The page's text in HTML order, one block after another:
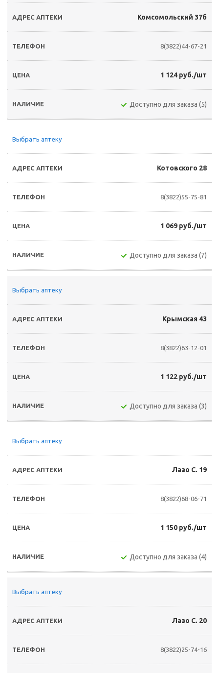
Комсомольский 37б
8(3822)44-67-21
1 124 руб./шт
Доступно для заказа (5)
Выбрать аптеку
Котовского 28
8(3822)55-75-81
1 069 руб./шт
Доступно для заказа (7)
Выбрать аптеку
Крымская 43
8(3822)63-12-01
1 122 руб./шт
Доступно для заказа (3)
Выбрать аптеку
Лазо С. 19
8(3822)68-06-71
1 150 руб./шт
Доступно для заказа (4)
Выбрать аптеку
Лазо С. 20
8(3822)25-74-16